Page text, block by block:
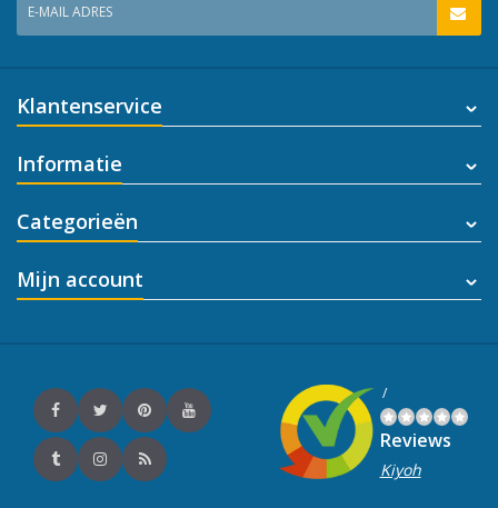
E-MAIL ADRES
Klantenservice
Informatie
Categorieën
Mijn account
/
Reviews
Kiyoh